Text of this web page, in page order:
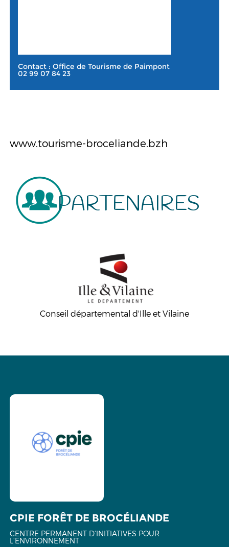
Contact : Office de Tourisme de Paimpont
02 99 07 84 23
www.tourisme-broceliande.bzh
PARTENAIRES
Conseil départemental d'Ille et Vilaine
CPIE FORÊT DE BROCÉLIANDE
CENTRE PERMANENT D'INITIATIVES POUR
L'ENVIRONNEMENT